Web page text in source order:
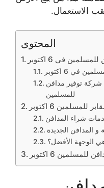
الاستعمال.
المحتوى
في 6 اكتوبر
في 6 اكتوبر
شركة توفير مدافن
للمسلمين
للمسلمين 6 اكتوبر
شراء المدافن
و المدافن الجديدة
الوجهة الأفضل؟
6 اكتوبر